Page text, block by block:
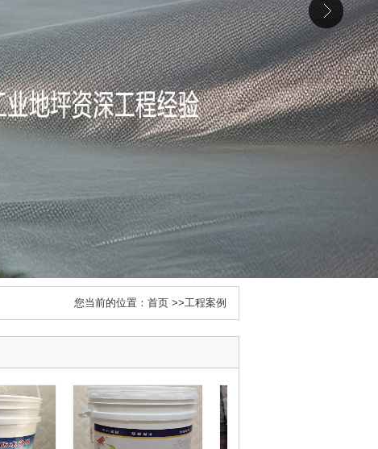
您当前的位置： 首页 >>工程案例